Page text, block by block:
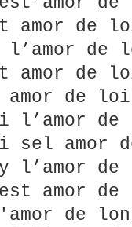
amor de
de
amor de
de
l’amor de
sel amor
l’amor de
amor de
de